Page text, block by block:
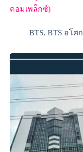
คอมเพล็กซ์)
BTS, BTS อโศก